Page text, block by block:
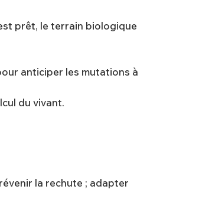
prêt, le terrain biologique
anticiper les mutations à
du vivant.
la rechute ; adapter